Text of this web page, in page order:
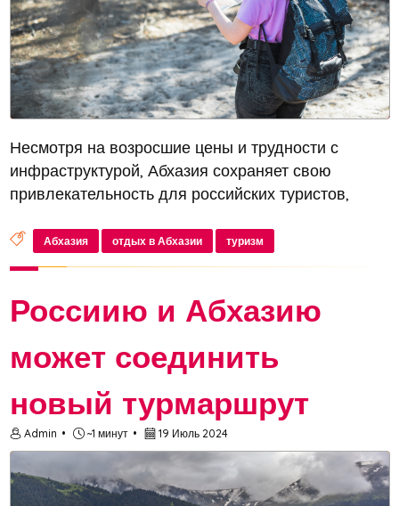
Несмотря на возросшие цены и трудности с
инфраструктурой, Абхазия сохраняет свою
привлекательность для российских туристов,
Стране Души омрачается постоянными перебоями
с электричеством и водоснабжением,...
Абхазия отдых в Абхазии туризм
Россиию и Абхазию
может соединить
новый турмаршрут
Admin ~1 минут 19 Июль 2024